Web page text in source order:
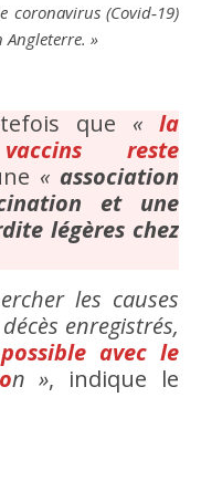
coronavirus (Covid‑19)
Angleterre. »
que « la
reste
« association
et une
légères chez
les causes
enregistrés,
avec le
n », indique le